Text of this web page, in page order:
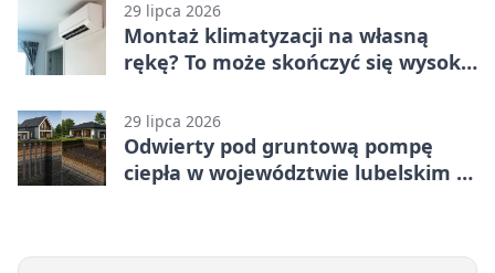
29 lipca 2026
Montaż klimatyzacji na własną
rękę? To może skończyć się wysoką
29 lipca 2026
Odwierty pod gruntową pompę
ciepła w województwie lubelskim -